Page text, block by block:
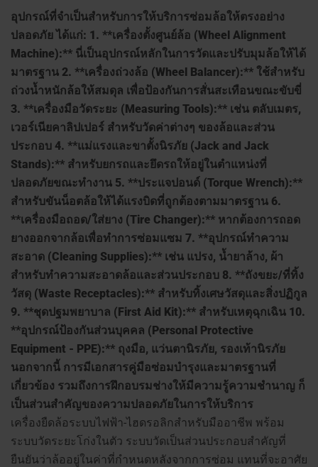
อุปกรณ์ที่จำเป็นสำหรับการให้บริการซ่อมล้อให้ตรงอย่าง
ปลอดภัย ได้แก่: 1. **เครื่องตั้งศูนย์ล้อ (Wheel Alignment
Machine):** นี่เป็นอุปกรณ์หลักในการวัดและปรับมุมล้อให้ได้
มาตรฐาน 2. **เครื่องถ่วงล้อ (Wheel Balancer):** ใช้สำหรับ
ถ่วงน้ำหนักล้อให้สมดุล เพื่อป้องกันการสั่นสะเทือนขณะขับขี่
3. **เครื่องมือวัดระยะ (Measuring Tools):** เช่น ตลับเมตร,
เวอร์เนียคาลิปเปอร์ สำหรับวัดค่าต่างๆ ของล้อและส่วน
ประกอบ 4. **แม่แรงและขาตั้งนิรภัย (Jack and Jack
Stands):** สำหรับยกรถและยึดรถให้อยู่ในตำแหน่งที่
ปลอดภัยขณะทำงาน 5. **ประแจปอนด์ (Torque Wrench):**
สำหรับขันน็อตล้อให้ได้แรงบิดที่ถูกต้องตามมาตรฐาน 6.
**เครื่องมือถอด/ใส่ยาง (Tire Changer):** หากต้องการถอด
ยางออกจากล้อเพื่อทำการซ่อมแซม 7. **อุปกรณ์ทำความ
สะอาด (Cleaning Supplies):** เช่น แปรง, น้ำยาล้าง, ผ้า
สำหรับทำความสะอาดล้อและส่วนประกอบ 8. **ถังขยะ/ที่ทิ้ง
วัสดุ (Waste Receptacles):** สำหรับทิ้งเศษวัสดุและสิ่งปฏิกูล
9. **ชุดปฐมพยาบาล (First Aid Kit):** สำหรับเหตุฉุกเฉิน 10.
**อุปกรณ์ป้องกันส่วนบุคคล (Personal Protective
Equipment - PPE):** ถุงมือ, แว่นตานิรภัย, รองเท้านิรภัย
นอกจากนี้ การมีเอกสารคู่มือซ่อมบำรุงและมาตรฐานที่
เกี่ยวข้อง รวมถึงการฝึกอบรมช่างให้มีความรู้ความชำนาญ ก็
เป็นส่วนสำคัญของความปลอดภัยในการให้บริการ
เครื่องยืดล้อระบบไฟฟ้า-ไฮดรอลิกสำหรับมืออาชีพ พร้อม
ระบบวัดระยะโก่งในตัว ระบบวัดเป็นส่วนประกอบสำคัญที่
ยืนยันว่าล้ออยู่ในค่าที่กำหนดหลังจากการซ่อม แทนที่จะอาศัย